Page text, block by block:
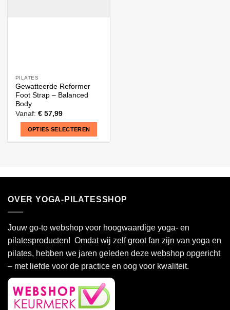
PILATES
Gewatteerde Reformer
Foot Strap – Balanced
Body
Vanaf: €57,99
OPTIES SELECTEREN
meerdere
Deze
optie
gekozen
worden
op
de
OVER YOGA-PILATESSHOP
Jouw go-to webshop voor hoogwaardige yoga- en
pilatesproducten! Omdat wij zelf groot fan zijn van yoga en
pilates, hebben we jaren geleden deze webshop opgericht
– met liefde voor de practice en oog voor kwaliteit.